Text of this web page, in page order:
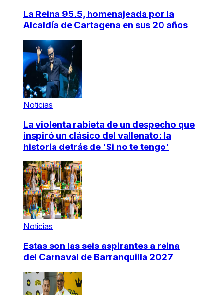
La Reina 95.5, homenajeada por la
Alcaldía de Cartagena en sus 20 años
Noticias
La violenta rabieta de un despecho que
inspiró un clásico del vallenato: la
historia detrás de 'Si no te tengo'
Noticias
Estas son las seis aspirantes a reina
del Carnaval de Barranquilla 2027